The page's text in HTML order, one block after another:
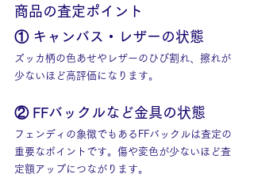
商品の査定ポイント
① キャンバス・レザーの状態
ズッカ柄の色あせやレザーのひび割れ、擦れが
少ないほど高評価になります。
② FFバックルなど金具の状態
フェンディの象徴でもあるFFバックルは査定の
重要なポイントです。傷や変色が少ないほど査
定額アップにつながります。